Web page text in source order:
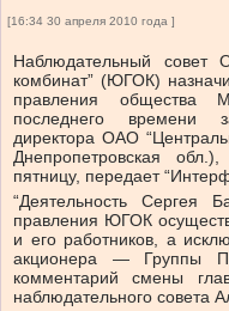
[16:34 30 апреля 2010 года ]
Наблюдательный совет
комбинат” (ЮГОК)
правления общества
последнего времени
директора ОАО
Днепропетровская
пятницу, передает
“Деятельность Сергея
правления ЮГОК
и его работников, а
акционера — Группы
комментарий смены
наблюдательного совета